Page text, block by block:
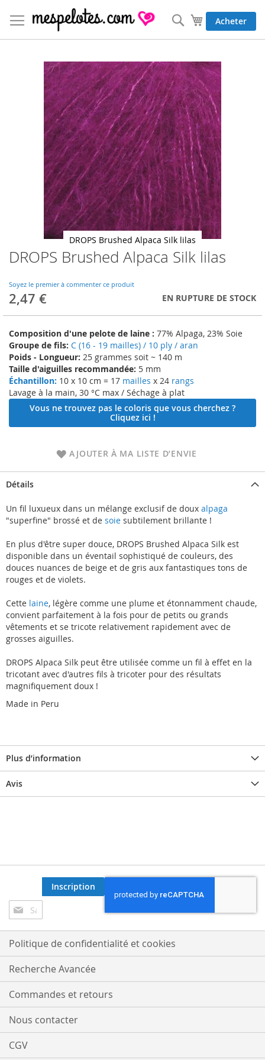
au
contenu
Mon panier
Acheter
Rechercher
DROPS Brushed Alpaca Silk lilas
Soyez le premier à commenter ce produit
2,47 € EN RUPTURE DE STOCK
Composition d'une pelote de laine : 77% Alpaga, 23% Soie
Groupe de fils: C (16 - 19 mailles) / 10 ply / aran
Poids - Longueur: 25 grammes soit ~ 140 m
Taille d'aiguilles recommandée: 5 mm
Échantillon: 10 x 10 cm = 17 mailles x 24 rangs
Lavage à la main, 30 °C max / Séchage à plat
Vous ne trouvez pas le coloris que vous cherchez ?
Cliquez ici !
AJOUTER À MA LISTE D’ENVIE
DROPS Brushed Alpaca Silk lilas
Skip
to
beginning
of
the
gallery
Détails
Un fil luxueux dans un mélange exclusif de doux alpaga
"superfine" brossé et de soie subtilement brillante !
En plus d'être super douce, DROPS Brushed Alpaca Silk est
disponible dans un éventail sophistiqué de couleurs, des
douces nuances de beige et de gris aux fantastiques tons de
rouges et de violets.
Cette laine, légère comme une plume et étonnamment chaude,
convient parfaitement à la fois pour de petits ou grands
vêtements et se tricote relativement rapidement avec de
grosses aiguilles.
DROPS Alpaca Silk peut être utilisée comme un fil à effet en la
tricotant avec d'autres fils à tricoter pour des résultats
magnifiquement doux !
Made in Peru
Plus d’information
Avis
Inscription
à
notre
lettre
d’information
:
Inscription
Politique de confidentialité et cookies
Recherche Avancée
Commandes et retours
Nous contacter
CGV